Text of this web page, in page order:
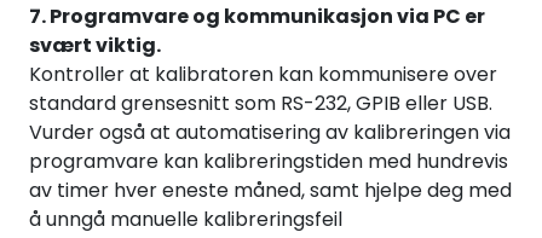
7. Programvare og kommunikasjon via PC er
svært viktig.
Kontroller at kalibratoren kan kommunisere over
standard grensesnitt som RS-232, GPIB eller USB.
Vurder også at automatisering av kalibreringen via
programvare kan kalibreringstiden med hundrevis
av timer hver eneste måned, samt hjelpe deg med
å unngå manuelle kalibreringsfeil